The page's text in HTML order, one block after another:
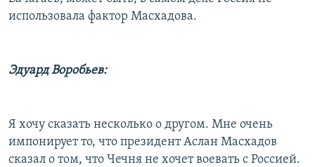
использовала фактор Масхадова.
Эдуард Воробьев:
Я хочу сказать несколько о другом. Мне очень
импонирует то, что президент Аслан Масхадов
сказал о том, что Чечня не хочет воевать с Россией.